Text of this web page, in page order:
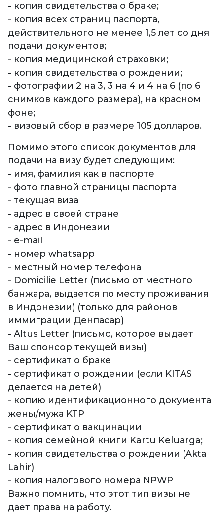
- копия свидетельства о браке;
- копия всех страниц паспорта,
действительного не менее 1,5 лет со дня
подачи документов;
- копия медицинской страховки;
- копия свидетельства о рождении;
- фотографии 2 на 3, 3 на 4 и 4 на 6 (по 6
снимков каждого размера), на красном
фоне;
- визовый сбор в размере 105 долларов.
Помимо этого список документов для
подачи на визу будет следующим:
- имя, фамилия как в паспорте
- фото главной страницы паспорта
- текущая виза
- адрес в своей стране
- адрес в Индонезии
- e-mail
- номер whatsapp
- местный номер телефона
- Domicilie Letter (письмо от местного
банжара, выдается по месту проживания
в Индонезии) (только для районов
иммиграции Денпасар)
- Altus Letter (письмо, которое выдает
Ваш спонсор текущей визы)
- cертификат о браке
- cертификат о рождении (если KITAS
делается на детей)
- копию идентификационного документа
жены/мужа KTP
- сертификат о вакцинации
- копия семейной книги Kartu Keluarga;
- копия свидетельства о рождении (Akta
Lahir)
- копия налогового номера NPWP
Важно помнить, что этот тип визы не
дает права на работу.